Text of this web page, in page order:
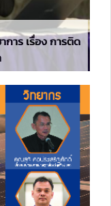
าร เรื่อง การติด